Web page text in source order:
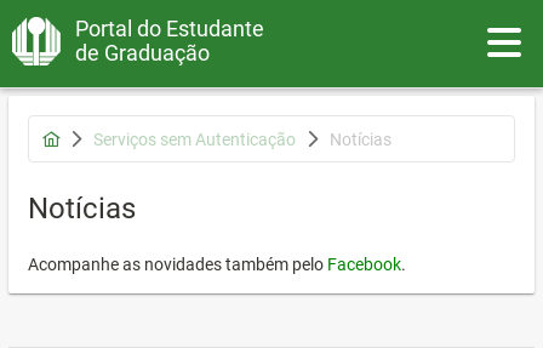
Portal do Estudante
de Graduação
Serviços sem Autenticação Notícias
Notícias
Acompanhe as novidades também pelo Facebook.